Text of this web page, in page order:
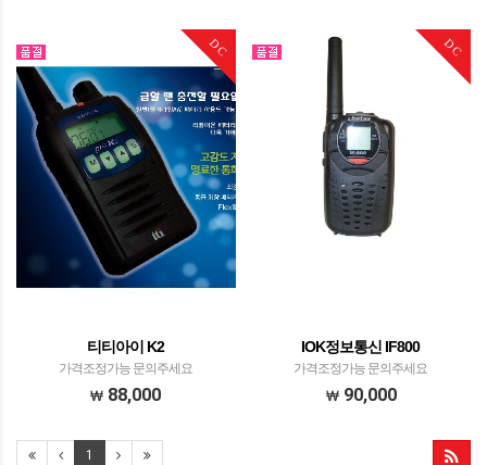
DC
티티아이 K2
가격조정가능 문의주세요
88,000
DC
IOK정보통신 IF800
가격조정가능 문의주세요
90,000
1